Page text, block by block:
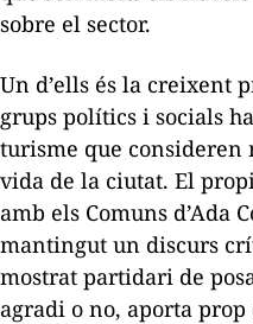
sobre el sector.
Un d’ells és la creixent
grups polítics i socials
turisme que consideren
vida de la ciutat. El
amb els Comuns d’Ada
mantingut un discurs
mostrat partidari de
agradi o no, aporta